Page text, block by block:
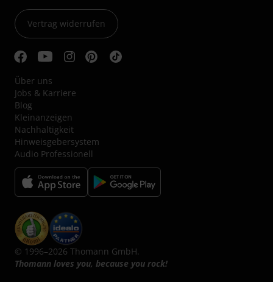
Vertrag widerrufen
Über uns
Jobs & Karriere
Blog
Kleinanzeigen
Nachhaltigkeit
Hinweisgebersystem
Audio Professionell
© 1996–2026 Thomann GmbH.
Thomann loves you, because you rock!